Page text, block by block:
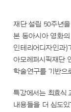
재단 설립 50주년
본 동아시아 영화
인테리어디자인과)
아모레퍼시픽재단
학술연구를 기반으
특강에서는 최효식
내용들을 더 심도